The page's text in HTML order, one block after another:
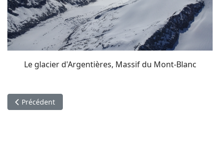
Le glacier d'Argentières, Massif du Mont-Blanc
Article précédent : Loisirs et activités à proximité
Précédent